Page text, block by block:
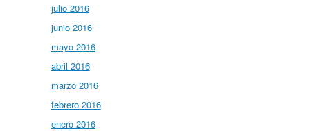
julio 2016
junio 2016
mayo 2016
abril 2016
marzo 2016
febrero 2016
enero 2016